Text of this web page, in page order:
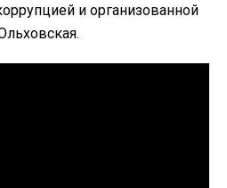
и организованной